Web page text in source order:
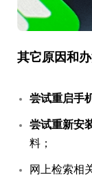
其它原因和
尝试重启手
尝试重新安
料；
网上检索相